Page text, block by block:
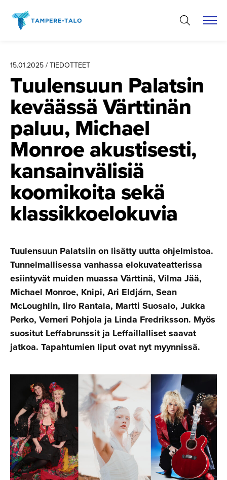
sisältöön
15.01.2025 / TIEDOTTEET
Tuulensuun Palatsin
keväässä Värttinän
paluu, Michael
Monroe akustisesti,
kansainvä­lisiä
koomikoita sekä
klassikkoe­lokuvia
Tuulensuun Palatsiin on lisätty uutta ohjelmistoa.
Tunnelmallisessa vanhassa elokuvateatterissa
esiintyvät muiden muassa Värttinä, Vilma Jää,
Michael Monroe, Knipi, Ari Eldjárn, Sean
McLoughlin, Iiro Rantala, Martti Suosalo, Jukka
Perko, Verneri Pohjola ja Linda Fredriksson. Myös
suositut Leffabrunssit ja Leffaillalliset saavat
jatkoa. Tapahtumien liput ovat nyt myynnissä.